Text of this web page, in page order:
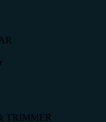
TRIMMER